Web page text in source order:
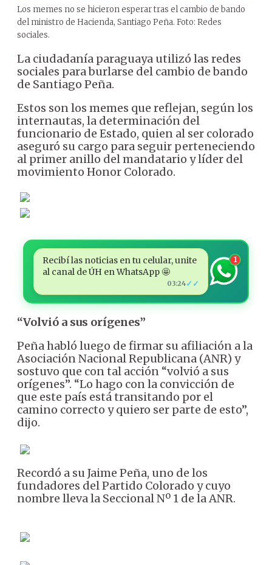
Los memes no se hicieron esperar tras el cambio de bando
del ministro de Hacienda, Santiago Peña. Foto: Redes
sociales.
La ciudadanía paraguaya utilizó las redes
sociales para burlarse del cambio de bando
de Santiago Peña.
Estos son los memes que reflejan, según los
internautas, la determinación del
funcionario de Estado, quien al ser colorado
aseguró su cargo para seguir perteneciendo
al primer anillo del mandatario y líder del
movimiento Honor Colorado.
Recibí las noticias en tu celular, unite
al canal de ÚH en WhatsApp 🤩
03:24✓✓
1
“Volvió a sus orígenes”
Peña habló luego de firmar su afiliación a la
Asociación Nacional Republicana (ANR) y
sostuvo que con tal acción “volvió a sus
orígenes”. “Lo hago con la convicción de
que este país está transitando por el
camino correcto y quiero ser parte de esto”,
dijo.
Recordó a su Jaime Peña, uno de los
fundadores del Partido Colorado y cuyo
nombre lleva la Seccional Nº 1 de la ANR.